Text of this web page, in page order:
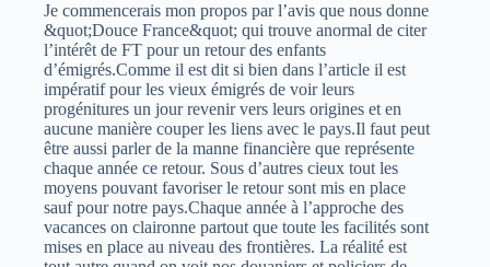
Je commencerais mon propos par l’avis que nous donne
&quot;Douce France&quot; qui trouve anormal de citer
l’intérêt de FT pour un retour des enfants
d’émigrés.Comme il est dit si bien dans l’article il est
impératif pour les vieux émigrés de voir leurs
progénitures un jour revenir vers leurs origines et en
aucune manière couper les liens avec le pays.Il faut peut
être aussi parler de la manne financière que représente
chaque année ce retour. Sous d’autres cieux tout les
moyens pouvant favoriser le retour sont mis en place
sauf pour notre pays.Chaque année à l’approche des
vacances on claironne partout que toute les facilités sont
mises en place au niveau des frontières. La réalité est